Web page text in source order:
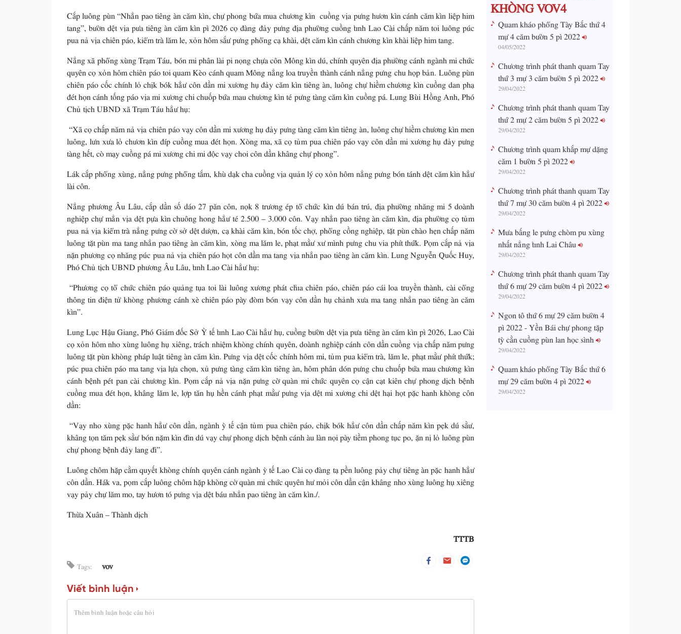
Cắp luông pùn “Nhẳn pao tiêng àn căm kìn, chự phong bứa mua chương kìn cuồng vịa pưng hươn kìn cánh căm kìn liệp him
tang”, bườn dệt vịa pưa tiêng àn căm kìn pì 2026 cọ đàng đảy pưng địa phường cuồng tỉnh Lao Cài chấp năm toi luông púc
pua nả vịa chiên páo, kiểm trà lăm le, xỏn hôm sắư pưng phổng cạ khài, dệt căm kìn cánh chương kìn khài liệp him tang.
Nẳng xã phổng xùng Trạm Táu, bón mi phân lài pi nọng chựa côn Mông kìn dú, chính quyên địa phường cánh ngành mi chức
quyên cọ xỏn hôm chiên páo toi quam Kèo cánh quam Mông nẳng loa truyền thành cánh nẳng pưng chu họp bản. Luông pùn
chiên páo cốc chính lỏ chịk bók hẳư côn dần mi xương hụ đảy căm kìn tiêng àn, luông chự hiềm chương kìn cuồng dan phạ
đét họn cánh tống páo vịa mi xương chi chuốp bứa mau chương kìn té pưng tàng căm kìn cuồng pá. Lung Bùi Hồng Anh, Phó
Chủ tịch UBND xã Trạm Táu hẳư hụ:
“Xã cọ chấp năm nả vịa chiên páo vạy côn dần mi xương hụ đảy pưng tàng căm kìn tiêng àn, luông chự hiềm chương kìn men
luông, lưn xưa lỏ chươn kìn đíp cuồng mua đét họn. Xòng ma, xã cọ tủm pua chiên páo vạy côn dần mi xương hụ đảy pưng
tàng hết, cò mạy cuồng pá mi xương chi mi độc vạy choi côn dần khâng chự phong”.
Lák cắp phổng xùng, nẳng pưng phổng tắm, khù dạk cha cuồng vịa quản lý cọ xỏn hôm nẳng pưng bón tánh dệt căm kìn hẳư
lài côn.
Nẳng phương Âu Lâu, cắp dần số dáo 27 păn côn, nọk 8 trương ép tổ chức kìn dú bán trú, địa phường nhăng mi 5 doành
nghiệp chự mẳn vịa dệt pựa kìn chuông hong hẳư té 2.500 – 3.000 côn. Vạy nhẳn pao tiêng àn căm kìn, địa phường cọ tủm
pua nả vịa kiểm trà nẳng pưng cờ sở dệt dượn, cạ khài căm kìn, bón tốc chợ, phổng cồng nghiệp, tặt pùn chào hẹn chấp năm
luông tặt pùn ma tang nhẳn pao tiêng àn căm kìn, xòng ma lăm le, phạt mằư xư mình pưng chu via phít thứk. Pọm cắp nả vịa
nặn phương cọ nhăng púc pua nả vịa chiên páo họt côn dần ma tang vịa nhẳn pao tiêng àn căm kìn. Lung Nguyễn Quốc Huy,
Phó Chủ tịch UBND phương Âu Lâu, tỉnh Lao Cài hẳư hụ:
“Phương cọ tổ chức chiên páo quảng tụa toi lài luông xương phát chỉa chiên páo, chiên páo cái loa truyền thành, cài cổng
thông tin điện tử khòng phương cánh xè chiên páo pày đòm bón vạy côn dần hụ chảnh xưa ma tang nhẳn pao tiêng àn căm
kìn”.
Lung Lục Hậu Giang, Phó Giám đốc Sở Ỳ tế tỉnh Lao Cài hẳư hụ, cuồng bườn dệt vịa pưa tiêng àn căm kìn pì 2026, Lao Cài
cọ xỏn hôm nho xùng luông hụ xiêng, trách nhiệm khòng chính quyên, doành nghiệp cánh côn dần cuồng vịa chấp năm pưng
luông tặt pùn khòng pháp luật tiêng àn căm kìn. Pưng vịa dệt cốc chính hôm mi, tủm pua kiểm trà, lăm le, phạt mằư phít thứk;
púc pua chiên páo ma tang vịa lựa chọn, xủ pưng tàng căm kìn tiêng àn, hôm phân dón pưng chu chuốp bứa mau chương kìn
cánh bệnh pét pan cài chương kìn. Pọm cắp nả vịa nặn pưng cờ quàn mi chức quyên cọ cận cạt kiên chự phong dịch bệnh
cuồng mua đét họn, khâng lăm le, lợp tăn hụ hền cánh phạt mằư pưng vịa dệt mi xương chi dệt hại họt pặc hanh khòng côn
dần:
“Vạy nho xùng pặc hanh hẳư côn dần, ngành ỳ tế cận tủm pua chiên páo, chịk bók hẳư côn dần chấp năm kìn pẹk dú sằư,
khâng tọn tăm pẹk sằư bón nặm kìn đìn dú vạy chự phong dịch bệnh cánh àu làn nọi pày tiềm phong tục po, ặn nị lỏ luông pùn
chự phong bệnh đảy lang đì”.
Luông chôm hặp cằm quyết khòng chính quyên cánh ngành ỳ tế Lao Cài cọ đàng tạ pền luông pảy chự tiêng àn pặc hanh hẳư
côn dần. Hák va, pọm cắp luông chôm hặp khòng cờ quàn mi chức quyên hư mỏi côn dần cận khâng nho xùng luông hụ xiêng
vạy pảy chự lăm mo, tay hươn tó pưng vịa dệt báu nhẳn pao tiêng àn căm kìn./.
Thừa Xuân – Thành dịch
TTTB
Tags: vov
Viết bình luận
KHÒNG VOV4
Quam kháo phổng Tày Bắc thứ 4
mự 4 căm bườn 5 pì 2022
04/05/2022
Chương trình phát thanh quam Tay
thứ 3 mự 3 căm bườn 5 pì 2022
29/04/2022
Chương trình phát thanh quam Tay
thứ 2 mự 2 căm bườn 5 pì 2022
29/04/2022
Chương trình quam khắp mự dặng
căm 1 bườn 5 pì 2022
29/04/2022
Chương trình phát thanh quam Tay
thứ 7 mự 30 căm bườn 4 pì 2022
29/04/2022
Mưa bấng le pưng chòm pu xùng
nhất nẳng tỉnh Lai Châu
29/04/2022
Chương trình phát thanh quam Tay
thứ 6 mự 29 căm bườn 4 pì 2022
29/04/2022
Ngon tô thứ 6 mự 29 căm bườn 4
pì 2022 - Yền Bái chự phong tặp
tỳ cằn cuồng pùn lan học sình
29/04/2022
Quam kháo phổng Tày Bắc thứ 6
mự 29 căm bườn 4 pì 2022
29/04/2022